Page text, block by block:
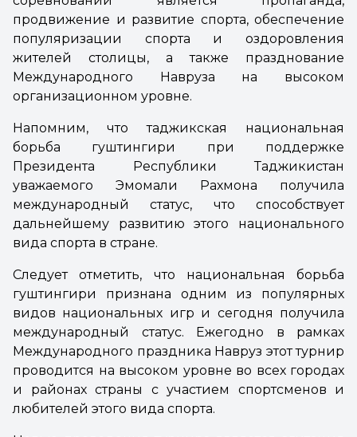
продвижение и развитие спорта, обеспечение
популяризации спорта и оздоровления
жителей столицы, а также празднование
Международного Навруза на высоком
организационном уровне.
Напомним, что таджикская национальная
борьба гуштингири при поддержке
Президента Республики Таджикистан
уважаемого Эмомали Рахмона получила
международный статус, что способствует
дальнейшему развитию этого национального
вида спорта в стране.
Следует отметить, что национальная борьба
гуштингири признана одним из популярных
видов национальных игр и сегодня получила
международный статус. Ежегодно в рамках
Международного праздника Навруз этот турнир
проводится на высоком уровне во всех городах
и районах страны с участием спортсменов и
любителей этого вида спорта.